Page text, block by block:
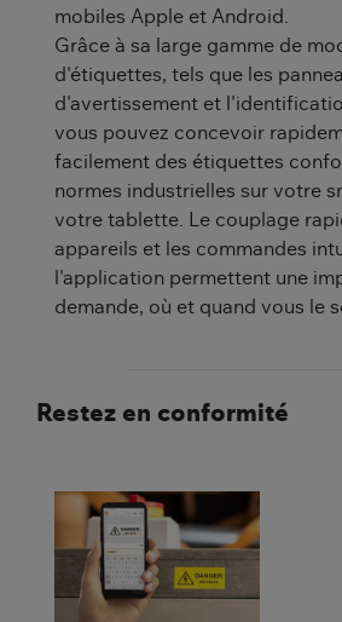
mobiles Apple et Android.
Grâce à sa large gamme de
d'étiquettes, tels que les
d'avertissement et
vous pouvez concevoir
facilement des étiquettes
normes industrielles sur votre
votre tablette. Le couplage
appareils et les commandes
l'application permettent une
demande, où et quand vous le
Restez en conformité